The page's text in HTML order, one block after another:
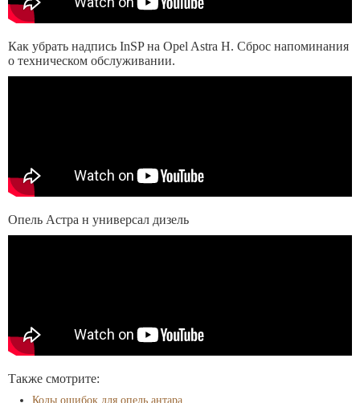
Как убрать надпись InSP на Opel Astra H. Сброс напоминания
о техническом обслуживании.
Опель Астра н универсал дизель
Также смотрите:
Коды ошибок для опель антара